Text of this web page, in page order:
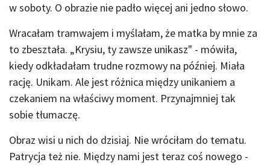
w soboty. O obrazie nie padło więcej ani jedno słowo.
Wracałam tramwajem i myślałam, że matka by mnie za
to zbeształa. „Krysiu, ty zawsze unikasz" - mówiła,
kiedy odkładałam trudne rozmowy na później. Miała
rację. Unikam. Ale jest różnica między unikaniem a
czekaniem na właściwy moment. Przynajmniej tak
sobie tłumaczę.
Obraz wisi u nich do dzisiaj. Nie wróciłam do tematu.
Patrycja też nie. Między nami jest teraz coś nowego -